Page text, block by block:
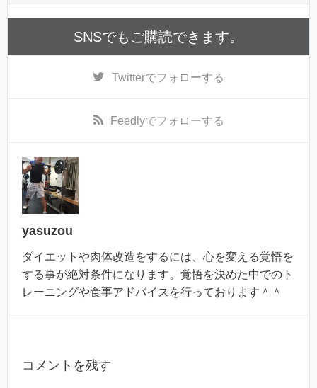
SNSでもご購読できます。
Twitterでフォローする
Feedlyでフォローする
yasuzou
ダイエットや肉体改造をするには、心を変える覚悟を
する事が絶対条件になります。覚悟を決めた中でのト
レーニングや食事アドバイスを行っております＾＾
コメントを残す